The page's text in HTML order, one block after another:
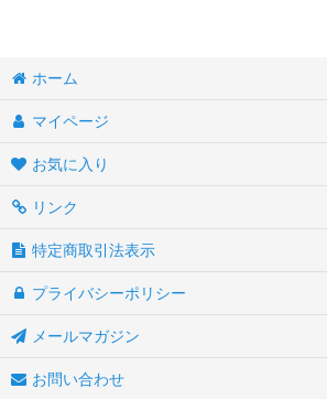
ホーム
マイページ
お気に入り
リンク
特定商取引法表示
プライバシーポリシー
メールマガジン
お問い合わせ